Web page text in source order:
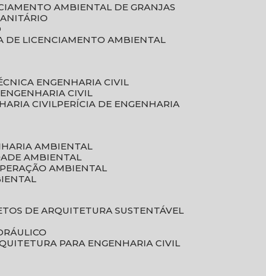
AMBIENTAL DE GRANJAS
DE LICENCIAMENTO AMBIENTAL
ENGENHARIA CIVIL
ENGENHARIA CIVIL
CIVIL
PERÍCIA DE ENGENHARIA
AMBIENTAL
AMBIENTAL
AMBIENTAL
DE ARQUITETURA SUSTENTÁVEL
PARA ENGENHARIA CIVIL